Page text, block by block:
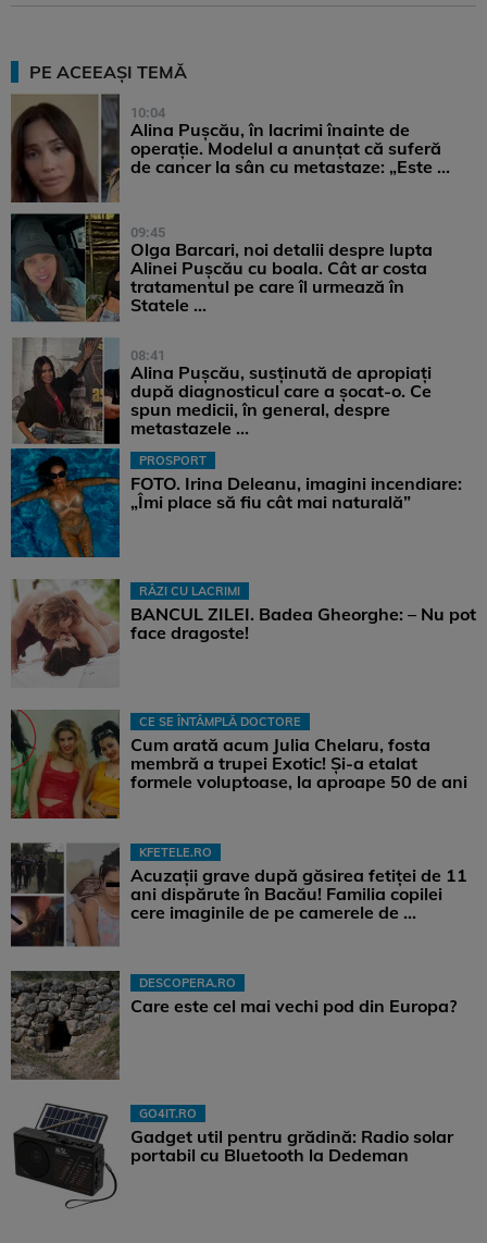
PE ACEEAȘI TEMĂ
10:04
Alina Pușcău, în lacrimi înainte de
operație. Modelul a anunțat că suferă
de cancer la sân cu metastaze: „Este ...
09:45
Olga Barcari, noi detalii despre lupta
Alinei Pușcău cu boala. Cât ar costa
tratamentul pe care îl urmează în
Statele ...
08:41
Alina Pușcău, susținută de apropiați
după diagnosticul care a șocat-o. Ce
spun medicii, în general, despre
metastazele ...
PROSPORT
FOTO. Irina Deleanu, imagini incendiare:
„Îmi place să fiu cât mai naturală”
RÂZI CU LACRIMI
BANCUL ZILEI. Badea Gheorghe: – Nu pot
face dragoste!
CE SE ÎNTÂMPLĂ DOCTORE
Cum arată acum Julia Chelaru, fosta
membră a trupei Exotic! Și-a etalat
formele voluptoase, la aproape 50 de ani
KFETELE.RO
Acuzații grave după găsirea fetiței de 11
ani dispărute în Bacău! Familia copilei
cere imaginile de pe camerele de ...
DESCOPERA.RO
Care este cel mai vechi pod din Europa?
GO4IT.RO
Gadget util pentru grădină: Radio solar
portabil cu Bluetooth la Dedeman